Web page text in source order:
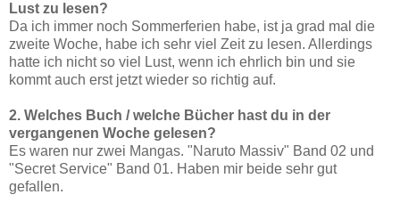
Lust zu lesen?
Da ich immer noch Sommerferien habe, ist ja grad mal die
zweite Woche, habe ich sehr viel Zeit zu lesen. Allerdings
hatte ich nicht so viel Lust, wenn ich ehrlich bin und sie
kommt auch erst jetzt wieder so richtig auf.
2. Welches Buch / welche Bücher hast du in der
vergangenen Woche gelesen?
Es waren nur zwei Mangas. "Naruto Massiv" Band 02 und
"Secret Service" Band 01. Haben mir beide sehr gut
gefallen.